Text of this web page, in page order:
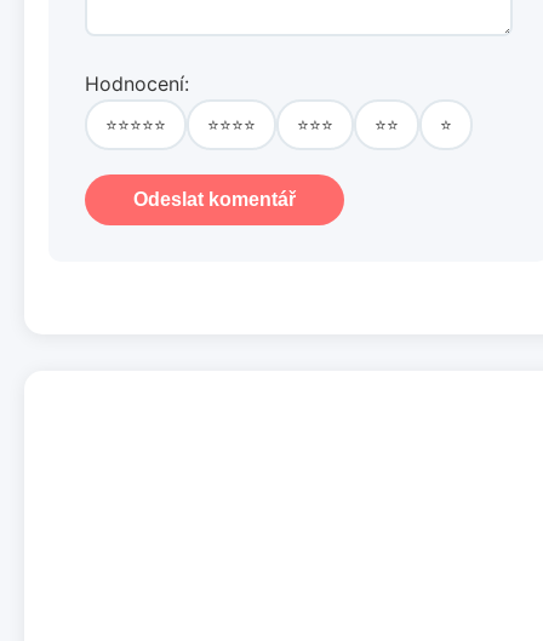
Hodnocení:
⭐⭐⭐⭐⭐ ⭐⭐⭐⭐ ⭐⭐⭐ ⭐⭐ ⭐
Odeslat komentář